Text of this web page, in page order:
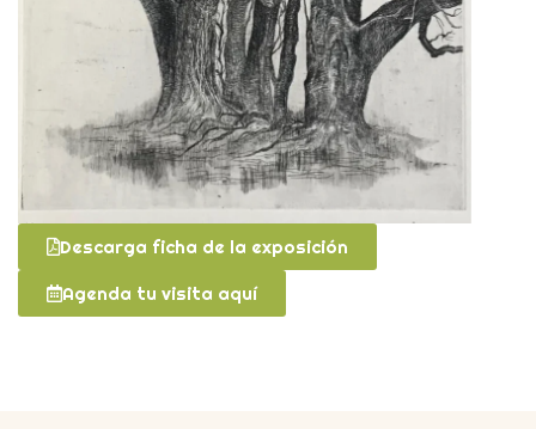
Descarga ficha de la exposición
Agenda tu visita aquí